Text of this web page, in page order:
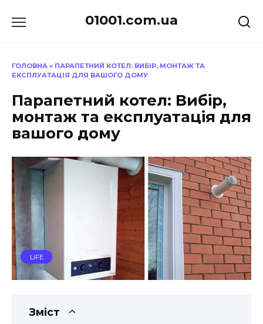
до
01001.com.ua
ГОЛОВНА » ПАРАПЕТНИЙ КОТЕЛ: ВИБІР, МОНТАЖ ТА
ЕКСПЛУАТАЦІЯ ДЛЯ ВАШОГО ДОМУ
Парапетний котел: Вибір,
монтаж та експлуатація для
вашого дому
LIFE
Зміст